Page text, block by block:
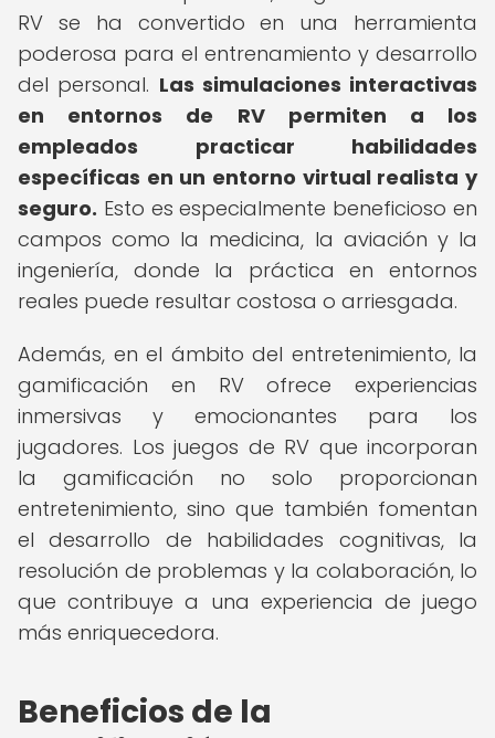
RV se ha convertido en una herramienta
poderosa para el entrenamiento y desarrollo
del personal. Las simulaciones interactivas
en entornos de RV permiten a los
empleados practicar habilidades
específicas en un entorno virtual realista y
seguro. Esto es especialmente beneficioso en
campos como la medicina, la aviación y la
ingeniería, donde la práctica en entornos
reales puede resultar costosa o arriesgada.
Además, en el ámbito del entretenimiento, la
gamificación en RV ofrece experiencias
inmersivas y emocionantes para los
jugadores. Los juegos de RV que incorporan
la gamificación no solo proporcionan
entretenimiento, sino que también fomentan
el desarrollo de habilidades cognitivas, la
resolución de problemas y la colaboración, lo
que contribuye a una experiencia de juego
más enriquecedora.
Beneficios de la